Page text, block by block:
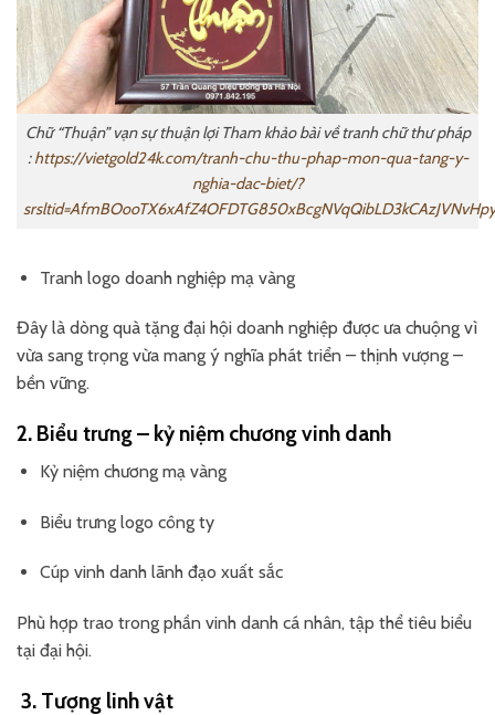
Chữ “Thuận” vạn sự thuận lợi Tham khảo bài về tranh chữ thư pháp
:https://vietgold24k.com/tranh-chu-thu-phap-mon-qua-tang-y-
nghia-dac-biet/?
Tranh logo doanh nghiệp mạ vàng
Đây là dòng quà tặng đại hội doanh nghiệp được ưa chuộng vì
vừa sang trọng vừa mang ý nghĩa phát triển – thịnh vượng –
bền vững.
2. Biểu trưng – kỷ niệm chương vinh danh
Kỷ niệm chương mạ vàng
Biểu trưng logo công ty
Cúp vinh danh lãnh đạo xuất sắc
Phù hợp trao trong phần vinh danh cá nhân, tập thể tiêu biểu
tại đại hội.
3. Tượng linh vật